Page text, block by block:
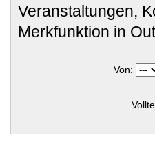
Veranstaltungen,
Merkfunktion in
Von: